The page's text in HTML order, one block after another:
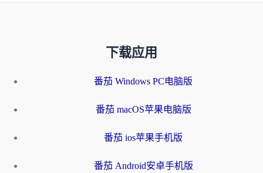
下载应用
番茄 Windows PC电脑版
番茄 macOS苹果电脑版
番茄 ios苹果手机版
番茄 Android安卓手机版